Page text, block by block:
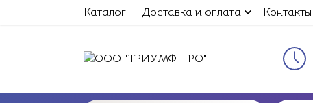
Каталог Доставка и оплата Контакты